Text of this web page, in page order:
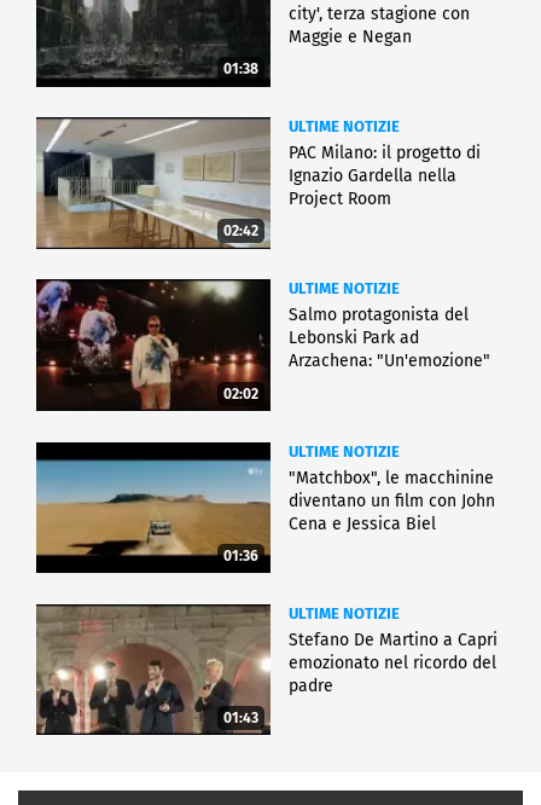
01:38
city', terza stagione con
Maggie e Negan
02:42
ULTIME NOTIZIE
PAC Milano: il progetto di
Ignazio Gardella nella
Project Room
02:02
ULTIME NOTIZIE
Salmo protagonista del
Lebonski Park ad
Arzachena: "Un'emozione"
01:36
ULTIME NOTIZIE
"Matchbox", le macchinine
diventano un film con John
Cena e Jessica Biel
01:43
ULTIME NOTIZIE
Stefano De Martino a Capri
emozionato nel ricordo del
padre